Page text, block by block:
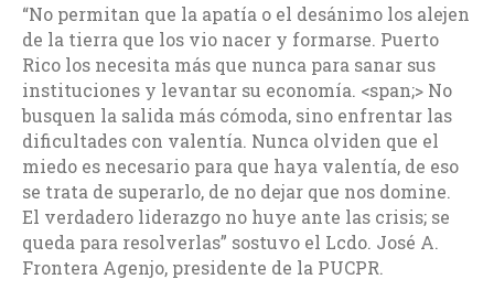
“No permitan que la apatía o el desánimo los alejen
de la tierra que los vio nacer y formarse. Puerto
Rico los necesita más que nunca para sanar sus
instituciones y levantar su economía. <span;> No
busquen la salida más cómoda, sino enfrentar las
dificultades con valentía. Nunca olviden que el
miedo es necesario para que haya valentía, de eso
se trata de superarlo, de no dejar que nos domine.
El verdadero liderazgo no huye ante las crisis; se
queda para resolverlas” sostuvo el Lcdo. José A.
Frontera Agenjo, presidente de la PUCPR.